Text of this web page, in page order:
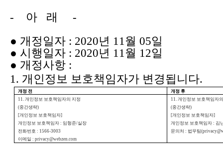
- 아 래 -
● 개정일자 : 2020년 11월 05일
● 시행일자 : 2020년 11월 12일
● 개정사항 :
1. 개인정보 보호책임자가 변경됩니다.
개정 전
개정 후
11.개인정보 보호책임자의 지정
(중간생략)
[개인정보 보호책임자]
개인정보 보호책임자 : 임형준/실장
전화번호 : 1566-3003
이메일 : privacy@webzen.com
11.개인정보 보호책임자
(중간생략)
[개인정보 보호책임자]
개인정보 보호책임자 : 김
문의처 : 법무팀